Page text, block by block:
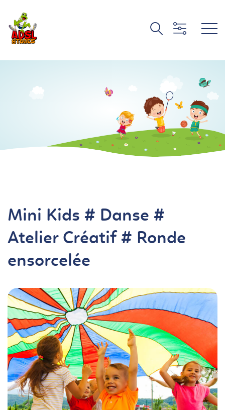
Mini Kids # Danse #
Atelier Créatif # Ronde
ensorcelée